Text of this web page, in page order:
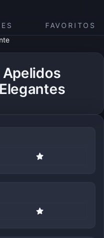
FAVORITOS